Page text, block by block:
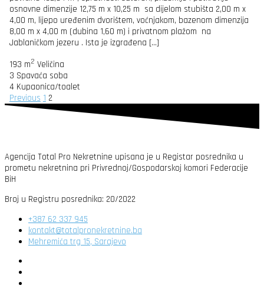
osnovne dimenzije 12,75 m x 10,25 m sa dijelom stubišta 2,00 m x
4,00 m, lijepo uređenim dvorištem, voćnjakom, bazenom dimenzija
8,00 m x 4,00 m (dubina 1,60 m) i privatnom plažom na
Jablaničkom jezeru . Ista je izgrađena […]
193 m2 Veličina
3 Spavaća soba
4 Kupaonica/toalet
Previous 1 2
Agencija Total Pro Nekretnine upisana je u Registar posrednika u
prometu nekretnina pri Privrednoj/Gospodarskoj komori Federacije
BiH
Broj u Registru posrednika: 20/2022
+387 62 337 945
kontakt@totalpronekretnine.ba
Mehremića trg 15, Sarajevo